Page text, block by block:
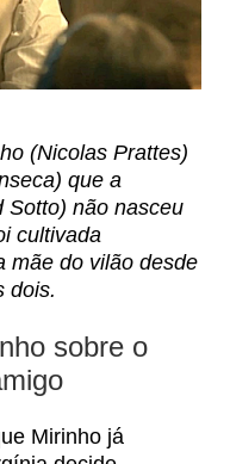
(Nicolas Prattes)
que a
Sotto) não nasceu
cultivada
mãe do vilão desde
dois.
sobre o
Mirinho já